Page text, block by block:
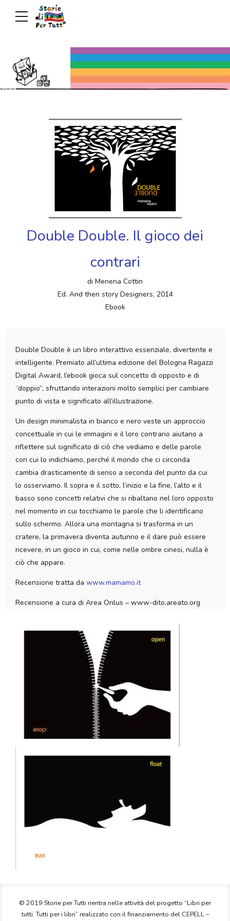
Double Double. Il gioco dei
contrari
di Menena Cottin
Ed. And then story Designers, 2014
Ebook
Double Double è un libro interattivo essenziale, divertente e
intelligente. Premiato all’ultima edizione del Bologna Ragazzi
Digital Award, l’ebook gioca sul concetto di opposto e di
“doppio”, sfruttando interazioni molto semplici per cambiare
punto di vista e significato all’illustrazione.
Un design minimalista in bianco e nero veste un approccio
concettuale in cui le immagini e il loro contrario aiutano a
riflettere sul significato di ciò che vediamo e delle parole
con cui lo indichiamo, perché il mondo che ci circonda
cambia drasticamente di senso a seconda del punto da cui
lo osserviamo. Il sopra e il sotto, l’inizio e la fine, l’alto e il
basso sono concetti relativi che si ribaltano nel loro opposto
nel momento in cui tocchiamo le parole che li identificano
sullo schermo. Allora una montagna si trasforma in un
cratere, la primavera diventa autunno e il dare può essere
ricevere, in un gioco in cui, come nelle ombre cinesi, nulla è
ciò che appare.
Recensione tratta da www.mamamo.it
Recensione a cura di Area Onlus – www-dito.areato.org
© 2019 Storie per Tutti rientra nelle attività del progetto “Libri per
tutti. Tutti per i libri” realizzato con il finanziamento del CEPELL –